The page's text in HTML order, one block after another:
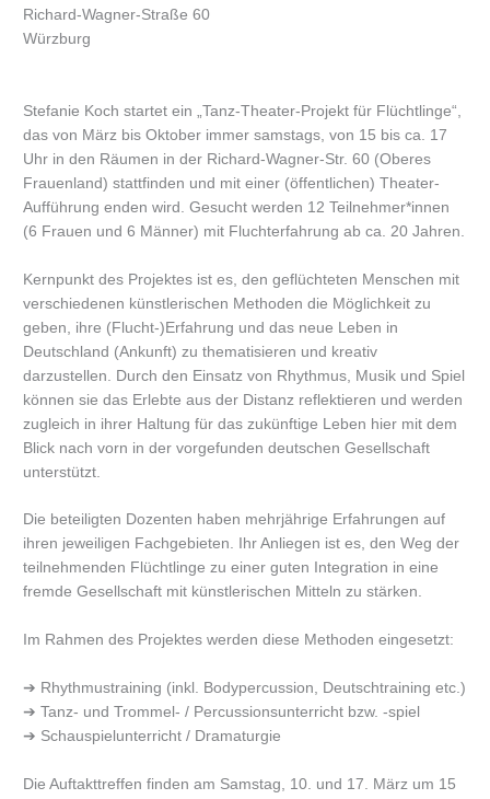
Richard-Wagner-Straße 60
Würzburg
Stefanie Koch startet ein „Tanz-Theater-Projekt für Flüchtlinge“,
das von März bis Oktober immer samstags, von 15 bis ca. 17
Uhr in den Räumen in der Richard-Wagner-Str. 60 (Oberes
Frauenland) stattfinden und mit einer (öffentlichen) Theater-
Aufführung enden wird. Gesucht werden 12 Teilnehmer*innen
(6 Frauen und 6 Männer) mit Fluchterfahrung ab ca. 20 Jahren.
Kernpunkt des Projektes ist es, den geflüchteten Menschen mit
verschiedenen künstlerischen Methoden die Möglichkeit zu
geben, ihre (Flucht-)Erfahrung und das neue Leben in
Deutschland (Ankunft) zu thematisieren und kreativ
darzustellen. Durch den Einsatz von Rhythmus, Musik und Spiel
können sie das Erlebte aus der Distanz reflektieren und werden
zugleich in ihrer Haltung für das zukünftige Leben hier mit dem
Blick nach vorn in der vorgefunden deutschen Gesellschaft
unterstützt.
Die beteiligten Dozenten haben mehrjährige Erfahrungen auf
ihren jeweiligen Fachgebieten. Ihr Anliegen ist es, den Weg der
teilnehmenden Flüchtlinge zu einer guten Integration in eine
fremde Gesellschaft mit künstlerischen Mitteln zu stärken.
Im Rahmen des Projektes werden diese Methoden eingesetzt:
➔ Rhythmustraining (inkl. Bodypercussion, Deutschtraining etc.)
➔ Tanz- und Trommel- / Percussionsunterricht bzw. -spiel
➔ Schauspielunterricht / Dramaturgie
Die Auftakttreffen finden am Samstag, 10. und 17. März um 15